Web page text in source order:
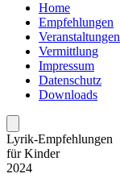
Home
Empfehlungen
Veranstaltungen
Vermittlung
Impressum
Datenschutz
Downloads
Lyrik-Empfehlungen
für Kinder
2024